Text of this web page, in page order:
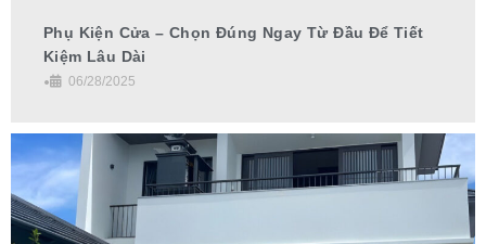
Phụ Kiện Cửa – Chọn Đúng Ngay Từ Đầu Để Tiết
Kiệm Lâu Dài
•
06/28/2025